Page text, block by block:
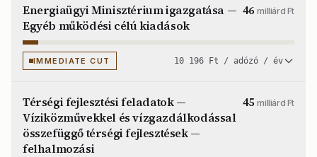
Energiaügyi Minisztérium igazgatása —
Egyéb működési célú kiadások
46milliárd Ft
IMMEDIATE CUT 10 196 Ft / adózó / év
Térségi fejlesztési feladatok —
Víziközművekkel és vízgazdálkodással
összefüggő térségi fejlesztések —
felhalmozási
45milliárd Ft